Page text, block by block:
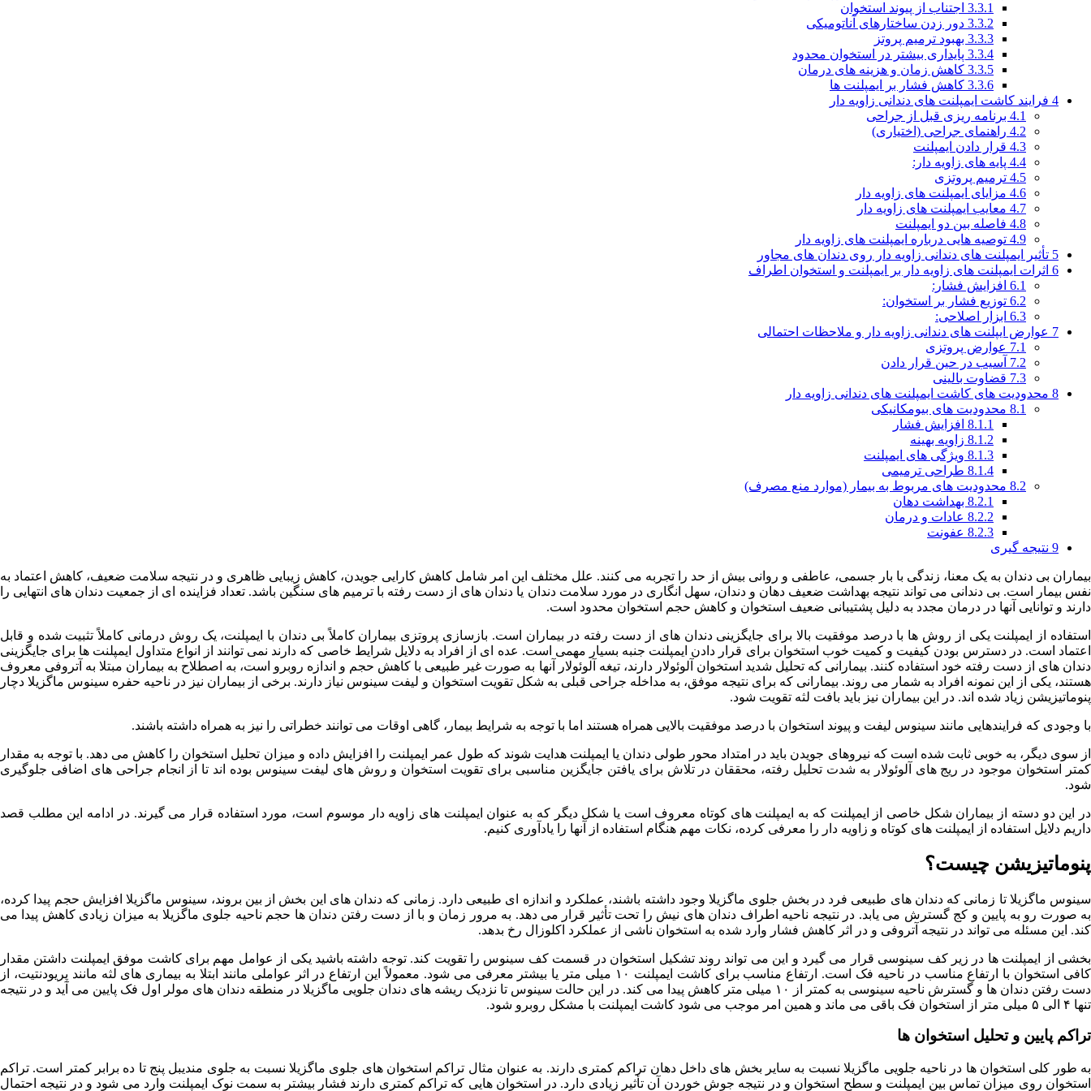
3.3.1 اجتناب از پیوند استخوان
3.3.2 دور زدن ساختارهای آناتومیکی
3.3.3 بهبود ترمیم پروتز
3.3.4 پایداری بیشتر در استخوان محدود
3.3.5 کاهش زمان و هزینه های درمان
3.3.6 کاهش فشار بر ایمپلنت ها
4 فرایند کاشت ایمپلنت های دندانی زاویه دار
4.1 برنامه ریزی قبل از جراحی
4.2 راهنمای جراحی (اختیاری)
4.3 قرار دادن ایمپلنت
4.4 پایه های زاویه دار:
4.5 ترمیم پروتزی
4.6 مزایای ایمپلنت های زاویه دار
4.7 معایب ایمپلنت های زاویه دار
4.8 فاصله بین دو ایمپلنت
4.9 توصیه هایی درباره ایمپلنت های زاویه دار
5 تأثیر ایمپلنت های دندانی زاویه دار روی دندان های مجاور
6 اثرات ایمپلنت های زاویه دار بر ایمپلنت و استخوان اطراف
6.1 افزایش فشار:
6.2 توزیع فشار بر استخوان:
6.3 ابزار اصلاحی:
7 عوارض ایپلنت های دندانی زاویه دار و ملاحظات احتمالی
7.1 عوارض پروتزی
7.2 آسیب در حین قرار دادن
7.3 قضاوت بالینی
8 محدودیت های کاشت ایمپلنت های دندانی زاویه دار
8.1 محدودیت های بیومکانیکی
8.1.1 افزایش فشار
8.1.2 زاویه بهینه
8.1.3 ویژگی های ایمپلنت
8.1.4 طراحی ترمیمی
8.2 محدودیت های مربوط به بیمار (موارد منع مصرف)
8.2.1 بهداشت دهان
8.2.2 عادات و درمان
8.2.3 عفونت
9 نتیجه گیری
بیماران بی دندان به یک معنا، زندگی با بار جسمی، عاطفی و روانی بیش از حد را تجربه می کنند. علل مختلف این امر شامل کاهش کارایی جویدن، کاهش زیبایی ظاهری و در نتیجه سلامت ضعیف، کاهش اعتماد به
نفس بیمار است. بی دندانی می تواند نتیجه بهداشت ضعیف دهان و دندان، سهل انگاری در مورد سلامت دندان یا دندان های از دست رفته با ترمیم های سنگین باشد. تعداد فزاینده ای از جمعیت دندان های انتهایی را
دارند و توانایی آنها در درمان مجدد به دلیل پشتیبانی ضعیف استخوان و کاهش حجم استخوان محدود است.
استفاده از ایمپلنت یکی از روش ها با درصد موفقیت بالا برای جایگزینی دندان های از دست رفته در بیماران است. بازسازی پروتزی بیماران کاملاً بی دندان با ایمپلنت، یک روش درمانی کاملاً تثبیت شده و قابل
اعتماد است. در دسترس بودن کیفیت و کمیت خوب استخوان برای قرار دادن ایمپلنت جنبه بسیار مهمی است. عده ای از افراد به دلایل شرایط خاصی که دارند نمی توانند از انواع متداول ایمپلنت ها برای جایگزینی
دندان های از دست رفته خود استفاده کنند. بیمارانی که تحلیل شدید استخوان آلوئولار دارند، تیغه آلوئولار آنها به صورت غیر طبیعی با کاهش حجم و اندازه روبرو است، به اصطلاح به بیماران مبتلا به آتروفی معروف
هستند، یکی از این نمونه افراد به شمار می روند. بیمارانی که برای نتیجه موفق، به مداخله جراحی قبلی به شکل تقویت استخوان و لیفت سینوس نیاز دارند. برخی از بیماران نیز در ناحیه حفره سینوس ماگزیلا دچار
پنوماتیزیشن زیاد شده اند. در این بیماران نیز باید بافت لثه تقویت شود.
با وجودی که فرایندهایی مانند سینوس لیفت و پیوند استخوان با درصد موفقیت بالایی همراه هستند اما با توجه به شرایط بیمار، گاهی اوقات می توانند خطراتی را نیز به همراه داشته باشند.
از سوی دیگر، به خوبی ثابت شده است که نیروهای جویدن باید در امتداد محور طولی دندان یا ایمپلنت هدایت شوند که طول عمر ایمپلنت را افزایش داده و میزان تحلیل استخوان را کاهش می دهد. با توجه به مقدار
کمتر استخوان موجود در ریج های آلوئولار به شدت تحلیل رفته، محققان در تلاش برای یافتن جایگزین مناسبی برای تقویت استخوان و روش های لیفت سینوس بوده اند تا از انجام جراحی های اضافی جلوگیری
شود.
در این دو دسته از بیماران شکل خاصی از ایمپلنت که به ایمپلنت های کوتاه معروف است یا شکل دیگر که به عنوان ایمپلنت های زاویه دار موسوم است، مورد استفاده قرار می گیرند. در ادامه این مطلب قصد
داریم دلایل استفاده از ایمپلنت های کوتاه و زاویه دار را معرفی کرده، نکات مهم هنگام استفاده از آنها را یادآوری کنیم.
پنوماتیزیشن چیست؟
سینوس ماگزیلا تا زمانی که دندان های طبیعی فرد در بخش جلوی ماگزیلا وجود داشته باشند، عملکرد و اندازه ای طبیعی دارد. زمانی که دندان های این بخش از بین بروند، سینوس ماگزیلا افزایش حجم پیدا کرده،
به صورت رو به پایین و کج گسترش می یابد. در نتیجه ناحیه اطراف دندان های نیش را تحت تأثیر قرار می دهد. به مرور زمان و با از دست رفتن دندان ها حجم ناحیه جلوی ماگزیلا به میزان زیادی کاهش پیدا می
کند. این مسئله می تواند در نتیجه آتروفی و در اثر کاهش فشار وارد شده به استخوان ناشی از عملکرد اکلوزال رخ بدهد.
بخشی از ایمپلنت ها در زیر کف سینوسی قرار می گیرد و این می تواند روند تشکیل استخوان در قسمت کف سینوس را تقویت کند. توجه داشته باشید یکی از عوامل مهم برای کاشت موفق ایمپلنت داشتن مقدار
کافی استخوان با ارتفاع مناسب در ناحیه فک است. ارتفاع مناسب برای کاشت ایمپلنت ۱۰ میلی متر یا بیشتر معرفی می شود. معمولاً این ارتفاع در اثر عواملی مانند ابتلا به بیماری های لثه مانند پریودنتیت، از
دست رفتن دندان ها و گسترش ناحیه سینوسی به کمتر از ۱۰ میلی متر کاهش پیدا می کند. در این حالت سینوس تا نزدیک ریشه های دندان جلویی ماگزیلا در منطقه دندان های مولر اول فک پایین می آید و در نتیجه
تنها ۴ الی ۵ میلی متر از استخوان فک باقی می ماند و همین امر موجب می شود کاشت ایمپلنت با مشکل روبرو شود.
تراکم پایین و تحلیل استخوان ها
به طور کلی استخوان ها در ناحیه جلویی ماگزیلا نسبت به سایر بخش های داخل دهان تراکم کمتری دارند. به عنوان مثال تراکم استخوان های جلوی ماگزیلا نسبت به جلوی مندیبل پنج تا ده برابر کمتر است. تراکم
استخوان روی میزان تماس بین ایمپلنت و سطح استخوان و در نتیجه جوش خوردن آن تأثیر زیادی دارد. در استخوان هایی که تراکم کمتری دارند فشار بیشتر به سمت نوک ایمپلنت وارد می شود و در نتیجه احتمال